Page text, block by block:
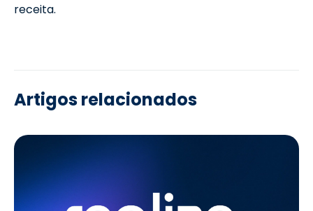
receita.
Artigos relacionados